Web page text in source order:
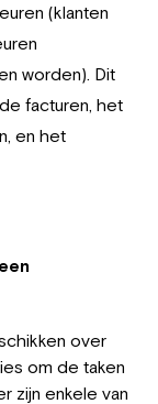
(klanten
worden). Dit
facturen, het
en het
over
om de taken
zijn enkele van